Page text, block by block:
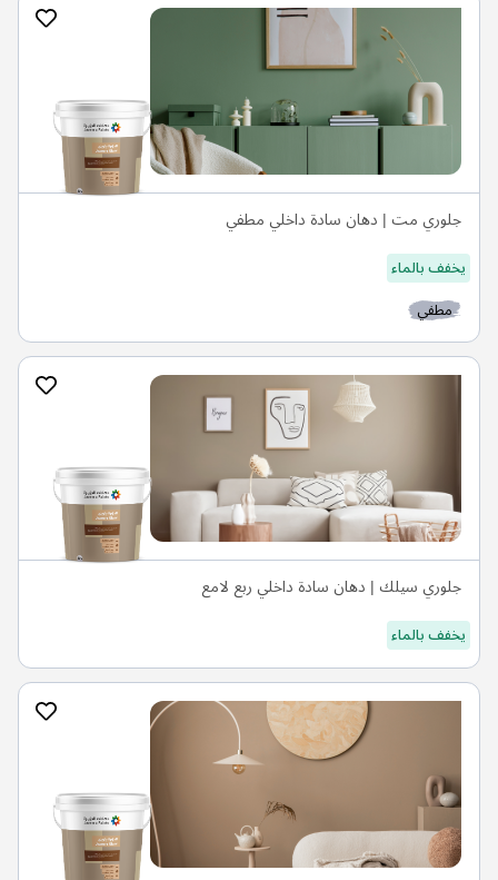
جلوري مت | دهان سادة داخلي مطفي
يخفف بالماء
مطفي
جلوري سيلك | دهان سادة داخلي ربع لامع
يخفف بالماء